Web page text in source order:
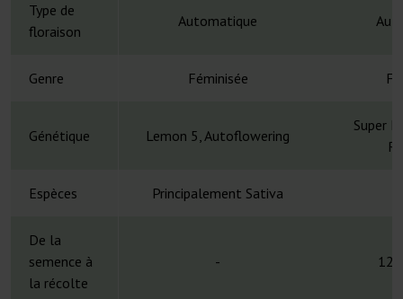
Type de
floraison
Automatique
Genre Féminisée
Génétique Lemon 5, Autoflowering
Super
Espèces Principalement Sativa
De la
semence à
la récolte
- 12